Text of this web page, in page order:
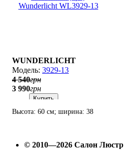
WUNDERLICHT
3929-13
4 540грн
3 990грн
Купить
Высота: 60 см; ширина: 38
© 2010—2026 Салон Люстр